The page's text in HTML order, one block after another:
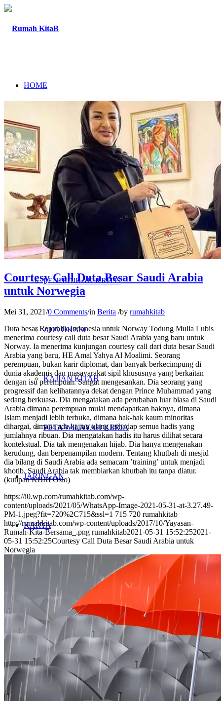
HOME
TENTANG
PROGRAM
PENELITIAN
PENDIDIKAN KRITIS
ADVOKASI
KAJIAN KITAB
PETA WILAYAH KERJA
JARINGAN
KARYA
BUKU
NEWSLETTER
VIDEO & DOKUMENTER
Courtesy Call Duta Besar Saudi Arabia
untuk Norwegia
Mei 31, 2021/0 Comments/in Berita /by rumahkitab
Duta besar Republik Indonesia untuk Norway Todung Mulia Lubis
menerima courtesy call duta besar Saudi Arabia yang baru untuk
Norway. Ia menerima kunjungan courtesy call dari duta besar Saudi
Arabia yang baru, HE Amal Yahya Al Moalimi. Seorang
perempuan, bukan karir diplomat, dan banyak berkecimpung di
dunia akademis dan masayarakat sipil khususnya yang berkaitan
dengan isu perempuan. Sangat mengesankan. Dia seorang yang
progressif dan kelihatannya dekat dengan Prince Muhammad yang
sedang berkuasa. Dia mengatakan ada perubahan luar biasa di Saudi
Arabia dimana perempuan mulai mendapatkan haknya, dimana
Islam menjadi lebih terbuka, dimana hak-hak kaum minoritas
dihargai, dimana ada kajian ulang terhadap semua hadis yang
jumlahnya ribuan. Dia mengatakan hadis itu harus dilihat secara
kontekstual. Dia tak mengenakan hijab. Dia hanya mengenakan
kerudung, dan berpenampilan modern. Tentang khutbah di mesjid
dia bilang di Saudi Arabia ada semacam ’training’ untuk menjadi
khotib. Saudi Arabia tak membiarkan khutbah itu tanpa diatur.
(kutipan KBRI Oslo)
https://i0.wp.com/rumahkitab.com/wp-
content/uploads/2021/05/WhatsApp-Image-2021-05-31-at-3.27.49-
PM-1.jpeg?fit=720%2C715&ssl=1 715 720 rumahkitab
http://rumahkitab.com/wp-content/uploads/2017/10/Yayasan-
Rumah-Kita-Bersama_.png rumahkitab2021-05-31 15:52:252021-
05-31 15:52:25Courtesy Call Duta Besar Saudi Arabia untuk
Norwegia